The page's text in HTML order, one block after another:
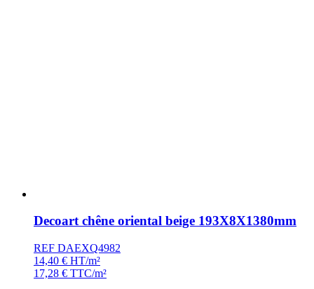
Decoart chêne oriental beige 193X8X1380mm
REF DAEXQ4982
14,40 € HT/m²
17,28 € TTC/m²